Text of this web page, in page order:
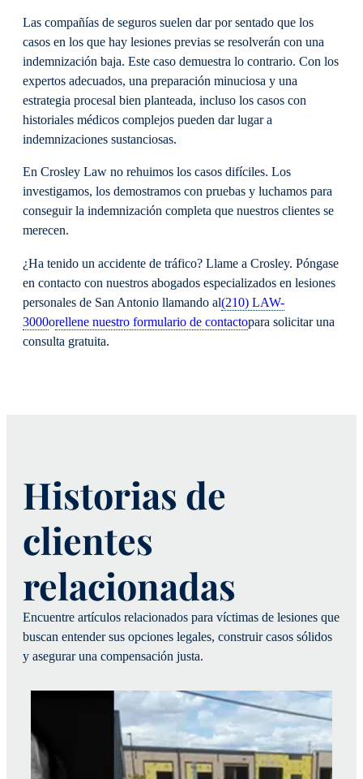
Las compañías de seguros suelen dar por sentado que los
casos en los que hay lesiones previas se resolverán con una
indemnización baja. Este caso demuestra lo contrario. Con los
expertos adecuados, una preparación minuciosa y una
estrategia procesal bien planteada, incluso los casos con
historiales médicos complejos pueden dar lugar a
indemnizaciones sustanciosas.
En Crosley Law no rehuimos los casos difíciles. Los
investigamos, los demostramos con pruebas y luchamos para
conseguir la indemnización completa que nuestros clientes se
merecen.
¿Ha tenido un accidente de tráfico? Llame a Crosley. Póngase
en contacto con nuestros abogados especializados en lesiones
personales de San Antonio llamando al(210) LAW-
3000orellene nuestro formulario de contactopara solicitar una
consulta gratuita.
Historias de
clientes
relacionadas
Encuentre artículos relacionados para víctimas de lesiones que
buscan entender sus opciones legales, construir casos sólidos
y asegurar una compensación justa.